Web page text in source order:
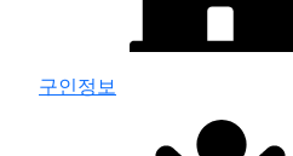
구인정보